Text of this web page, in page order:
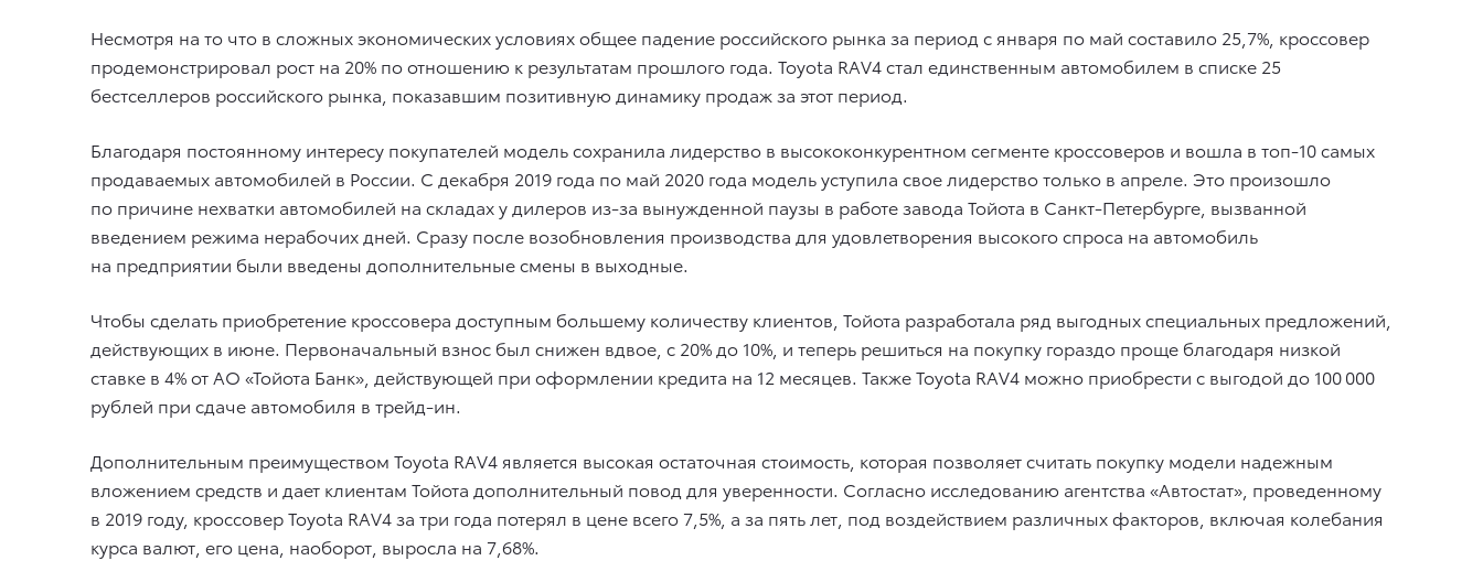
Несмотря на то что в сложных экономических условиях общее падение российского рынка за период с января по май составило 25,7%, кроссовер
продемонстрировал рост на 20% по отношению к результатам прошлого года. Toyota RAV4 стал единственным автомобилем в списке 25
бестселлеров российского рынка, показавшим позитивную динамику продаж за этот период.
Благодаря постоянному интересу покупателей модель сохранила лидерство в высококонкурентном сегменте кроссоверов и вошла в топ-10 самых
продаваемых автомобилей в России. С декабря 2019 года по май 2020 года модель уступила свое лидерство только в апреле. Это произошло
по причине нехватки автомобилей на складах у дилеров из-за вынужденной паузы в работе завода Тойота в Санкт-Петербурге, вызванной
введением режима нерабочих дней. Сразу после возобновления производства для удовлетворения высокого спроса на автомобиль
на предприятии были введены дополнительные смены в выходные.
Чтобы сделать приобретение кроссовера доступным большему количеству клиентов, Тойота разработала ряд выгодных специальных предложений,
действующих в июне. Первоначальный взнос был снижен вдвое, с 20% до 10%, и теперь решиться на покупку гораздо проще благодаря низкой
ставке в 4% от АО «Тойота Банк», действующей при оформлении кредита на 12 месяцев. Также Toyota RAV4 можно приобрести с выгодой до 100 000
рублей при сдаче автомобиля в трейд-ин.
Дополнительным преимуществом Toyota RAV4 является высокая остаточная стоимость, которая позволяет считать покупку модели надежным
вложением средств и дает клиентам Тойота дополнительный повод для уверенности. Согласно исследованию агентства «Автостат», проведенному
в 2019 году, кроссовер Toyota RAV4 за три года потерял в цене всего 7,5%, а за пять лет, под воздействием различных факторов, включая колебания
курса валют, его цена, наоборот, выросла на 7,68%.